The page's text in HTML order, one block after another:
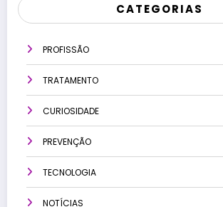
CATEGORIAS
PROFISSÃO
TRATAMENTO
CURIOSIDADE
PREVENÇÃO
TECNOLOGIA
NOTÍCIAS